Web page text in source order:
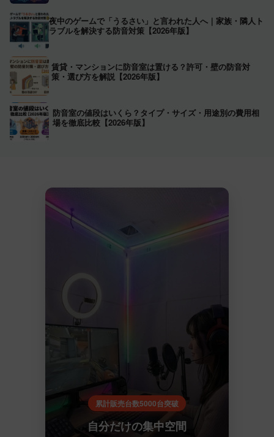
夜中のゲームで「うるさい」と言われた人へ｜家族・隣人ト
ラブルを解決する防音対策【2026年版】
賃貸・マンションに防音室は置ける？許可・壁の防音対
策・選び方を解説【2026年版】
防音室の値段はいくら？タイプ・サイズ・用途別の費用相
場を徹底比較【2026年版】
累計販売台数5000台突破
自分だけの集中空間